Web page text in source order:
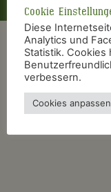
Cookie
Diese
Analytics und
Statistik. Cookies
verbessern.
Cookies anpassen